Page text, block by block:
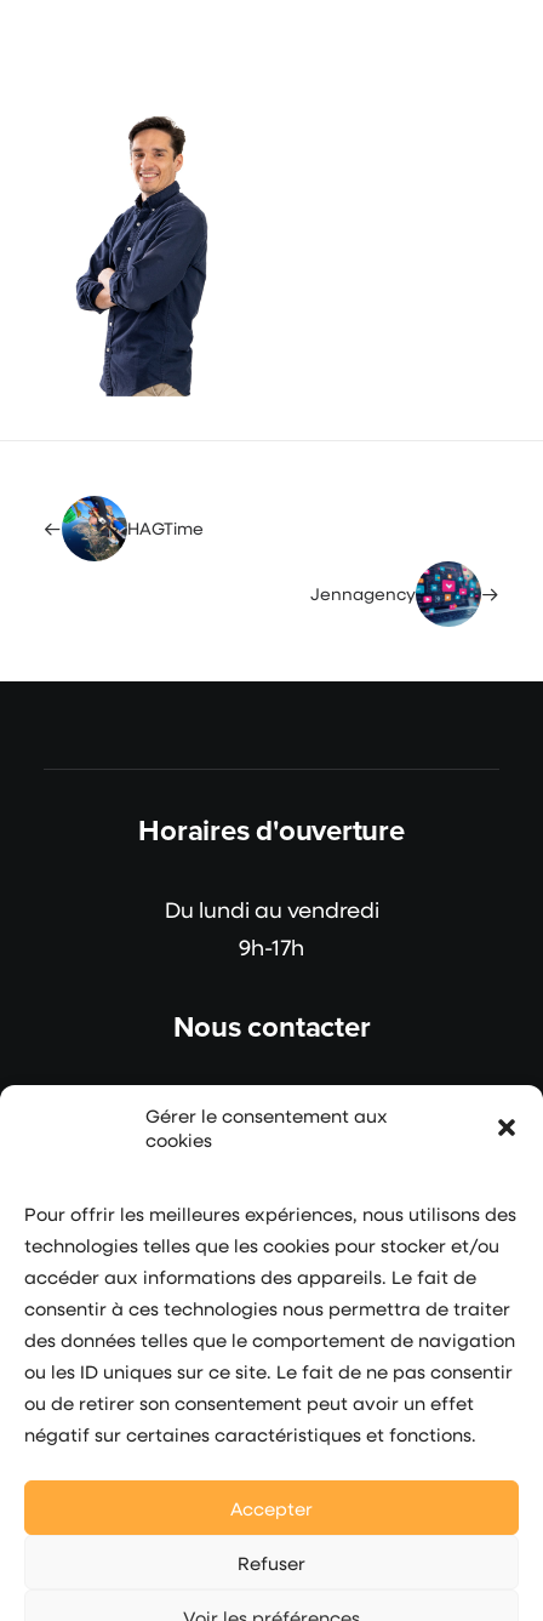
Gérer le consentement aux
cookies
Pour offrir les meilleures expériences, nous utilisons des
technologies telles que les cookies pour stocker et/ou
accéder aux informations des appareils. Le fait de
consentir à ces technologies nous permettra de traiter
des données telles que le comportement de navigation
ou les ID uniques sur ce site. Le fait de ne pas consentir
ou de retirer son consentement peut avoir un effet
négatif sur certaines caractéristiques et fonctions.
Accepter
Refuser
HAGTime
Jennagency
Horaires d'ouverture
Du lundi au vendredi
9h-17h
Nous contacter
contact@monacoboost.mc
(+377) 97 77 20 20
Adresse
4/6 avenue Albert II
Zone F – Entrée B
7ème étage
98000 MONACO
Suivez-nous